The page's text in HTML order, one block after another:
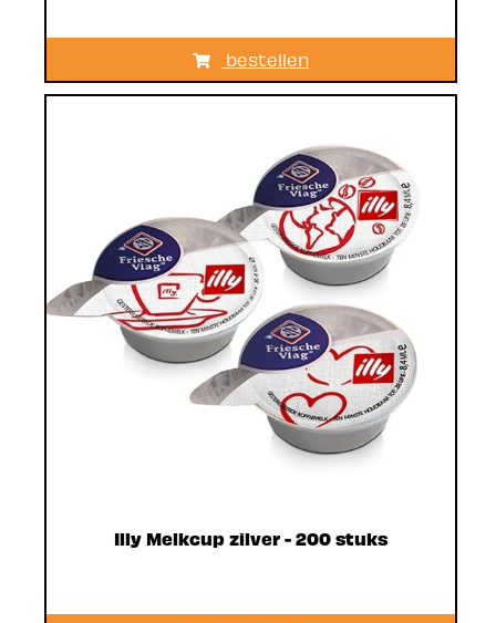
bestellen
Illy Melkcup zilver - 200 stuks